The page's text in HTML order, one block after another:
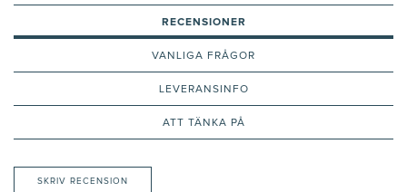
RECENSIONER
VANLIGA FRÅGOR
LEVERANSINFO
ATT TÄNKA PÅ
SKRIV RECENSION